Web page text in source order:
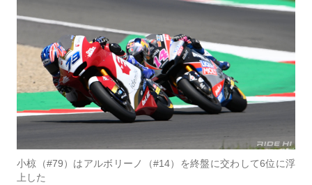
小椋（#79）はアルボリーノ（#14）を終盤に交わして6位に浮
上した